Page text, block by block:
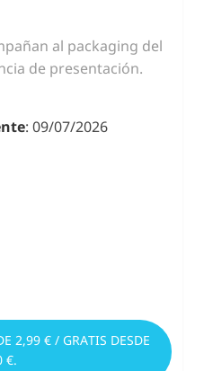
al packaging del
de presentación.
: 09/07/2026
2,99 € / GRATIS DESDE
€.